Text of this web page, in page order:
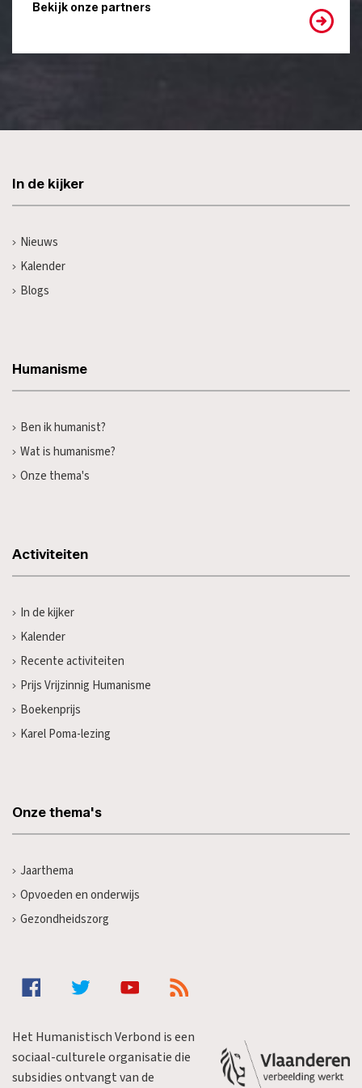
Bekijk onze partners
In de kijker
Nieuws
Kalender
Blogs
Humanisme
Ben ik humanist?
Wat is humanisme?
Onze thema's
Activiteiten
In de kijker
Kalender
Recente activiteiten
Prijs Vrijzinnig Humanisme
Boekenprijs
Karel Poma-lezing
Onze thema's
Jaarthema
Opvoeden en onderwijs
Gezondheidszorg
Het Humanistisch Verbond is een
sociaal-culturele organisatie die
subsidies ontvangt van de